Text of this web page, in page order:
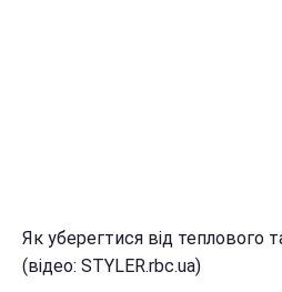
Як уберегтися від теплового
(відео: STYLER.rbc.ua)